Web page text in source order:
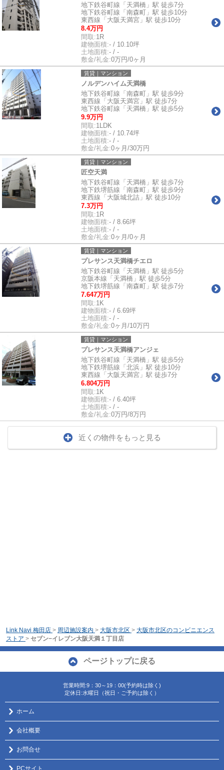
地下鉄谷町線「天満橋」駅 徒歩7分
地下鉄谷町線「南森町」駅 徒歩10分
東西線「大阪天満宮」駅 徒歩10分
8.4万円
間取:1R
建物面積:- / 10.10坪
土地面積:- / -
敷金/礼金:0万円/0ヶ月
賃貸｜マンション
ノルデンハイム天満橋
地下鉄谷町線「南森町」駅 徒歩9分
東西線「大阪天満宮」駅 徒歩7分
地下鉄谷町線「天満橋」駅 徒歩5分
9.9万円
間取:1LDK
建物面積:- / 10.74坪
土地面積:- / -
敷金/礼金:0ヶ月/30万円
賃貸｜マンション
匠空天満
地下鉄谷町線「天満橋」駅 徒歩7分
地下鉄堺筋線「南森町」駅 徒歩9分
東西線「大阪城北詰」駅 徒歩10分
7.3万円
間取:1R
建物面積:- / 8.66坪
土地面積:- / -
敷金/礼金:0ヶ月/0ヶ月
賃貸｜マンション
プレサンス天満橋チエロ
地下鉄谷町線「天満橋」駅 徒歩5分
京阪本線「天満橋」駅 徒歩5分
地下鉄堺筋線「南森町」駅 徒歩7分
7.647万円
間取:1K
建物面積:- / 6.69坪
土地面積:- / -
敷金/礼金:0ヶ月/10万円
賃貸｜マンション
プレサンス天満橋アンジェ
地下鉄谷町線「天満橋」駅 徒歩5分
地下鉄堺筋線「北浜」駅 徒歩10分
東西線「大阪天満宮」駅 徒歩7分
6.804万円
間取:1K
建物面積:- / 6.40坪
土地面積:- / -
敷金/礼金:0万円/8万円
近くの物件をもっと見る
Link Navi 梅田店 > 周辺施設案内 > 大阪市北区 > 大阪市北区のコンビニエンス
ストア > セブン−イレブン大阪天満１丁目店
ページトップに戻る
営業時間:9：30～19：00(予約時は除く)
定休日:水曜日（祝日・ご予約は除く）
ホーム
会社概要
お問合せ
PCサイト